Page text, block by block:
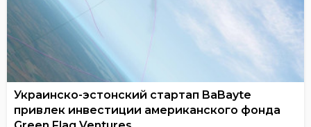
Украинско-эстонский стартап BaBayte
привлек инвестиции американского фонда